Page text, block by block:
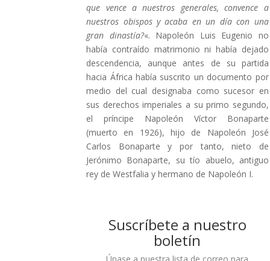
que vence a nuestros generales, convence a
nuestros obispos y acaba en un día con una
gran dinastía?«. Napoleón Luis Eugenio no
había contraído matrimonio ni había dejado
descendencia, aunque antes de su partida
hacia África había suscrito un documento por
medio del cual designaba como sucesor en
sus derechos imperiales a su primo segundo,
el príncipe Napoleón Víctor Bonaparte
(muerto en 1926), hijo de Napoleón José
Carlos Bonaparte y por tanto, nieto de
Jerónimo Bonaparte, su tío abuelo, antiguo
rey de Westfalia y hermano de Napoleón I.
Suscríbete a nuestro
boletín